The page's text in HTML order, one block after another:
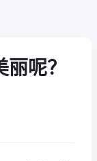
呢？